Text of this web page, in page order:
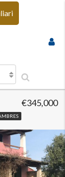
€345,000